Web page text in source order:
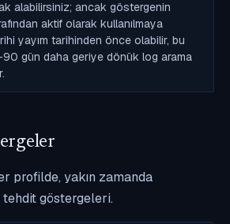
alabilirsiniz; ancak göstergenin
aktif olarak kullanılmaya
yayım tarihinden önce olabilir, bu
gün daha geriye dönük log arama
profilde, yakın zamanda
tehdit göstergeleri.